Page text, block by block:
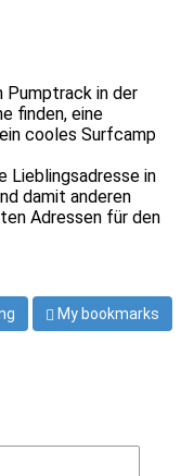
Pumptrack in der
finden, eine
cooles Surfcamp
Lieblingsadresse in
damit anderen
Adressen für den
My bookmarks